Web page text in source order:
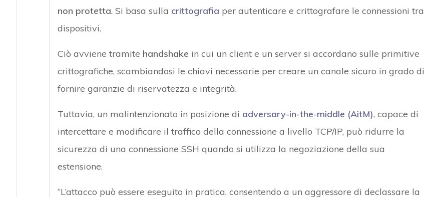
non protetta. Si basa sulla crittografia per autenticare e crittografare le connessioni tra
dispositivi.
Ciò avviene tramite handshake in cui un client e un server si accordano sulle primitive
crittografiche, scambiandosi le chiavi necessarie per creare un canale sicuro in grado di
fornire garanzie di riservatezza e integrità.
Tuttavia, un malintenzionato in posizione di adversary-in-the-middle (AitM), capace di
intercettare e modificare il traffico della connessione a livello TCP/IP, può ridurre la
sicurezza di una connessione SSH quando si utilizza la negoziazione della sua
estensione.
“L’attacco può essere eseguito in pratica, consentendo a un aggressore di declassare la